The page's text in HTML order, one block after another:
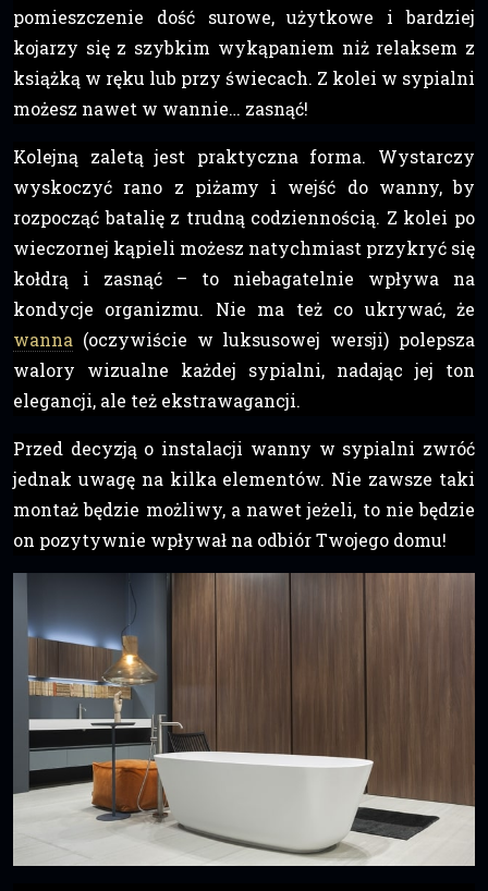
pomieszczenie dość surowe, użytkowe i bardziej
kojarzy się z szybkim wykąpaniem niż relaksem z
książką w ręku lub przy świecach. Z kolei w sypialni
możesz nawet w wannie… zasnąć!
Kolejną zaletą jest praktyczna forma. Wystarczy
wyskoczyć rano z piżamy i wejść do wanny, by
rozpocząć batalię z trudną codziennością. Z kolei po
wieczornej kąpieli możesz natychmiast przykryć się
kołdrą i zasnąć – to niebagatelnie wpływa na
kondycje organizmu. Nie ma też co ukrywać, że
wanna (oczywiście w luksusowej wersji) polepsza
walory wizualne każdej sypialni, nadając jej ton
elegancji, ale też ekstrawagancji.
Przed decyzją o instalacji wanny w sypialni zwróć
jednak uwagę na kilka elementów. Nie zawsze taki
montaż będzie możliwy, a nawet jeżeli, to nie będzie
on pozytywnie wpływał na odbiór Twojego domu!